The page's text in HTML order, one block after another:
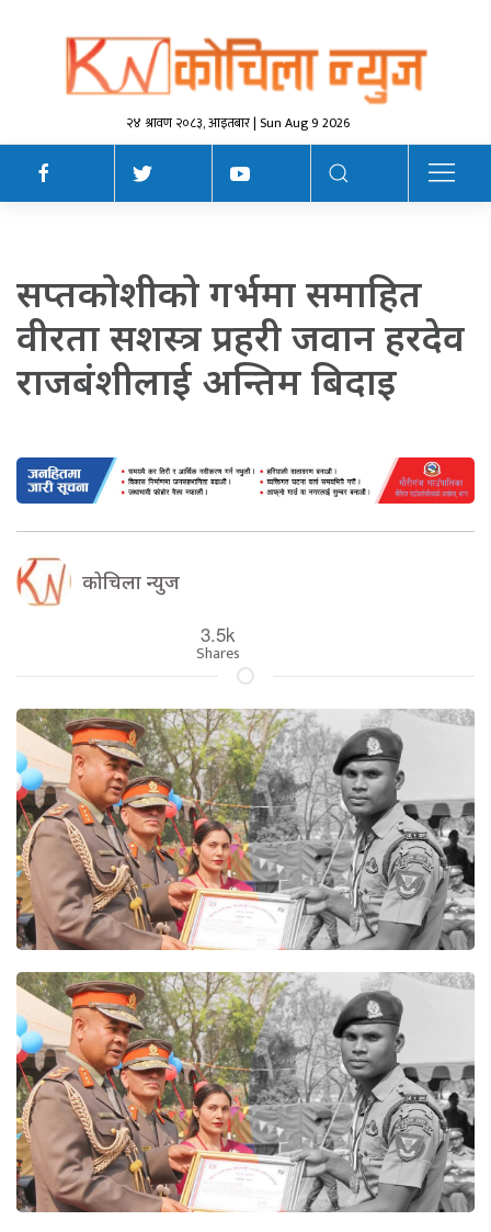
२४ श्रावण २०८३, आइतबार | Sun Aug 9 2026
सप्तकोशीको गर्भमा समाहित
वीरता सशस्त्र प्रहरी जवान हरदेव
राजबंशीलाई अन्तिम बिदाइ
कोचिला न्युज
3.5k
Shares